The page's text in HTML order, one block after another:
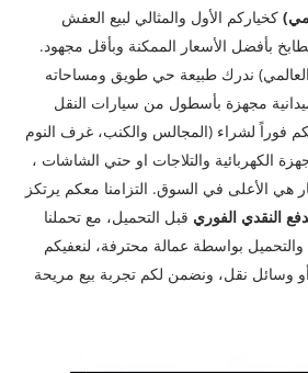
كخياركم الأول والمثالي لبيع العفش
بأفضل الأسعار الممكنة وبأقل مجهود.
ندرك طبيعة حي طويق ومساحاته
مجهزة بأسطول من سيارات النقل
فوراً لشراء (المجالس والكنب، غرف النوم
الكهربائية والتلاجات او حتي الشاشات ،
هي الأعلى في السوق. التزامنا معكم يرتكز
النقدي الفوري قبل التحميل، مع تحملنا
بواسطة عمالة محترفة، لنعفيكم
وسائل نقل، ونضمن لكم تجربة بيع مريحة